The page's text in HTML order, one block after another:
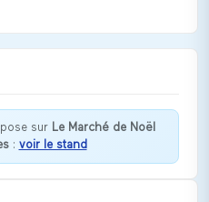
sur Le Marché de Noël
: voir le stand